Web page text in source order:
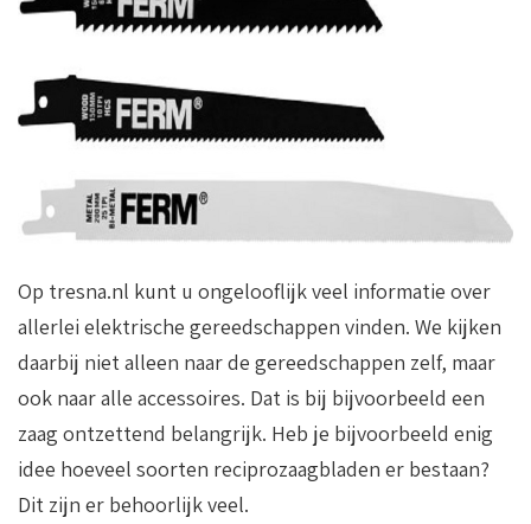
Op tresna.nl kunt u ongelooflijk veel informatie over
allerlei elektrische gereedschappen vinden. We kijken
daarbij niet alleen naar de gereedschappen zelf, maar
ook naar alle accessoires. Dat is bij bijvoorbeeld een
zaag ontzettend belangrijk. Heb je bijvoorbeeld enig
idee hoeveel soorten reciprozaagbladen er bestaan?
Dit zijn er behoorlijk veel.